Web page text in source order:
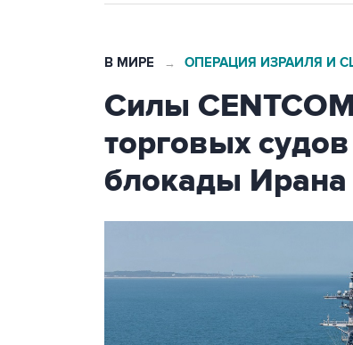
В МИРЕ → ОПЕРАЦИЯ ИЗРАИЛЯ И
Силы
торговых
блокады Ирана